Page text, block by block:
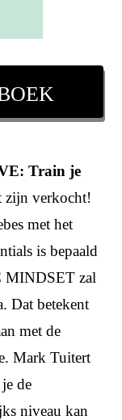
Train je
verkocht!
met het
is bepaald
MINDSET zal
Dat betekent
met de
Mark Tuitert
de
niveau kan